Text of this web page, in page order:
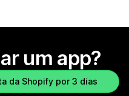
um app?
da Shopify por 3 dias